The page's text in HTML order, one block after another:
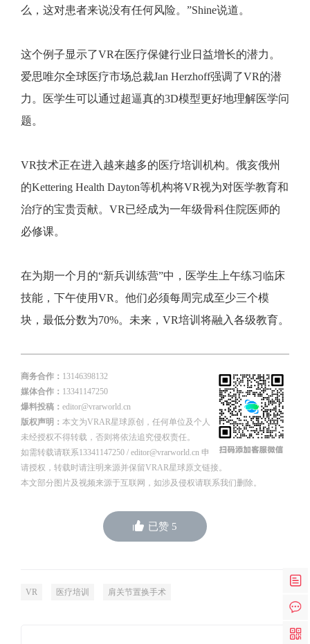
么，这对患者来说没有任何风险。”Shine说道。
这个例子显示了VR在医疗保健行业日益增长的潜力。
爱思唯尔全球医疗市场总裁Jan Herzhoff强调了VR的潜
力。医学生可以通过超逼真的3D模型更好地理解医学问
题。
VR技术正在进入越来越多的医疗培训机构。俄亥俄州
的Kettering Health Dayton等机构将VR视为对医学教育和
治疗的宝贵贡献。VR已经成为一年级骨科住院医师的
必修课。
在为期一个月的“新兵训练营”中，医学生上午练习临床
技能，下午使用VR。他们必须每周完成至少三个模
块，最低分数为70%。未来，VR培训将融入各级教育。
商务合作： 13146398132
媒体合作： 13341147250
爆料投稿： editor@vrarworld.cn
版权声明： 本文为VRAR星球原创，任何单位及个人
未经授权不得转载，否则将依法追究侵权责任。
如需转载请联系13341147250 / editor@vrarworld.cn 申
请授权，转载时请注明来源并保留VRAR星球原文链接。
本文部分图片及视频来源于互联网，如涉及侵权请联系我们删除。
已赞 5
VR 医疗培训 肩关节置换手术